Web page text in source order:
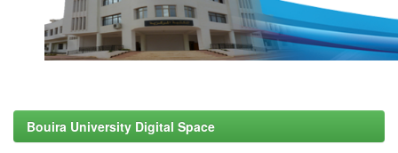
Bouira University Digital Space